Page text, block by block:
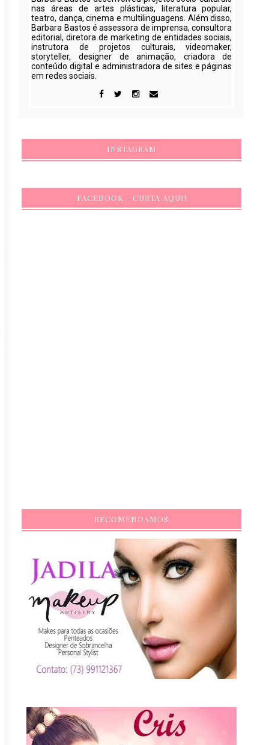
nas áreas de artes plásticas, literatura popular,
teatro, dança, cinema e multilinguagens. Além disso,
Barbara Bastos é assessora de imprensa, consultora
editorial, diretora de marketing de entidades sociais,
instrutora de projetos culturais, videomaker,
storyteller, designer de animação, criadora de
conteúdo digital e administradora de sites e páginas
em redes sociais.
INSTAGRAM
FACEBOOK - CURTA AQUI!
RECOMENDAMOS